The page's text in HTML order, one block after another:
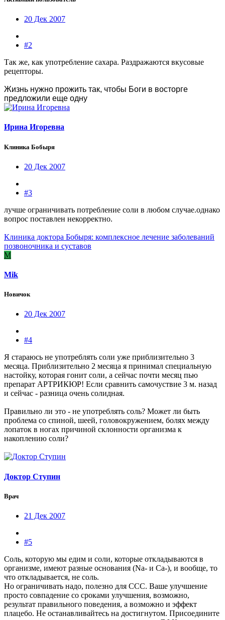
20 Дек 2007
#2
Так же, как употребление сахара. Раздражаются вкусовые
рецепторы.
Жизнь нужно прожить так, чтобы Боги в восторге
предложили еще одну
Ирина Игоревна
Клиника Бобыря
20 Дек 2007
#3
лучше ограничивать потребление соли в любом случае.однако
вопрос поставлен некорректно.
Клиника доктора Бобыря: комплексное лечение заболеваний
позвоночника и суставов
M
Mik
Новичок
20 Дек 2007
#4
Я стараюсь не употреблять соли уже приблизительно 3
месяца. Приблизительно 2 месяца я принимал специальную
настойку, которая гонит соли, а сейчас почти месяц пью
препарат АРТРИКЮР! Если сравнить самочуствие 3 м. назад
и сейчас - разница очень солидная.
Правильно ли это - не употреблять соль? Может ли быть
проблема со спиной, шеей, головокружением, болях между
лопаток в ногах причиной склонности организма к
накоплению соли?
Доктор Ступин
Врач
21 Дек 2007
#5
Соль, которую мы едим и соли, которые откладываются в
организме, имеют разные основания (Na- и Ca-), и вообще, то
что откладывается, не соль.
Но ограничивать надо, полезно для ССС. Ваше улучшение
просто совпадение со сроками улучшения, возможно,
результат правильного поведения, а возможно и эффект
плацебо. Не останавливайтесь на достигнутом. Присоедините